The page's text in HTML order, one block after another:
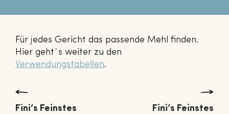
Für jedes Gericht das passende Mehl finden.
Hier geht´s weiter zu den
Verwendungstabellen.
Fini’s Feinstes
Fini’s Feinstes